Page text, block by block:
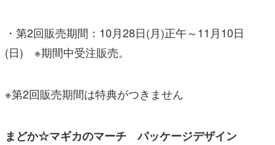
・第2回販売期間：10月28日(月)正午～11月10日
(日) ※期間中受注販売。
※第2回販売期間は特典がつきません
まどか☆マギカのマーチ パッケージデザイン